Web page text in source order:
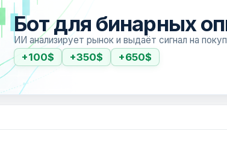
Бот для бинарных
ИИ анализирует рынок и выдаёт сигнал на
+100$ +350$ +650$